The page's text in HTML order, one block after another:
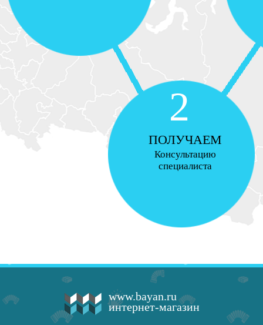
2
ПОЛУЧАЕМ
Консультацию
специалиста
www.bayan.ru
интернет-магазин